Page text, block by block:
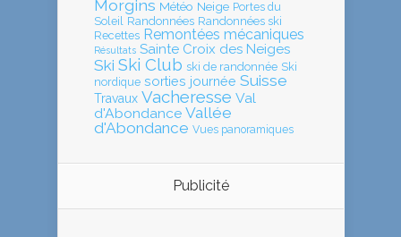
Morgins Météo Neige Portes du
Soleil Randonnées Randonnées ski
Recettes Remontées mécaniques
Résultats Sainte Croix des Neiges
Ski Ski Club ski de randonnée Ski
nordique sorties journée Suisse
Travaux Vacheresse Val
d'Abondance Vallée
d'Abondance Vues panoramiques
Publicité